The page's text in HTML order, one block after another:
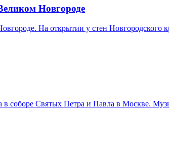
Новгороде
На открытии у стен
в соборе Святых Петра и Павла в Москве.